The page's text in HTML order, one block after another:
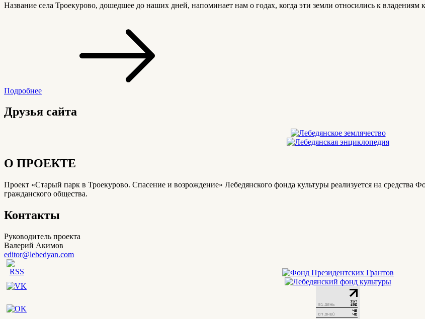
Название села Троекурово, дошедшее до наших дней, напоминает нам о годах, когда эти земли относились к
Подробнее
Друзья сайта
О ПРОЕКТЕ
Проект «Старый парк в Троекурово. Спасение и возрождение» Лебедянского фонда культуры реализуется на средства
гражданского общества.
Контакты
Руководитель проекта
Валерий Акимов
editor@lebedyan.com